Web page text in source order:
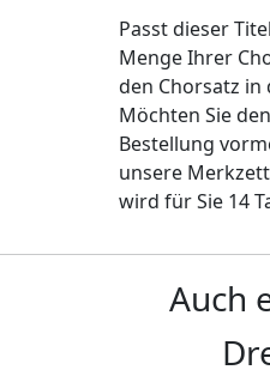
Passt dieser
Menge Ihrer
den Chorsatz in
Möchten Sie
Bestellung
unsere
wird für Sie 14
Auch